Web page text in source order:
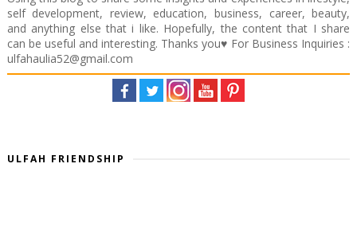
self development, review, education, business, career, beauty,
and anything else that i like. Hopefully, the content that I share
can be useful and interesting. Thanks you♥️ For Business Inquiries :
ulfahaulia52@gmail.com
ULFAH FRIENDSHIP